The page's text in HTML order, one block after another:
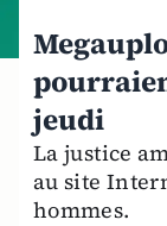
jeudi
La justice
au site
hommes.